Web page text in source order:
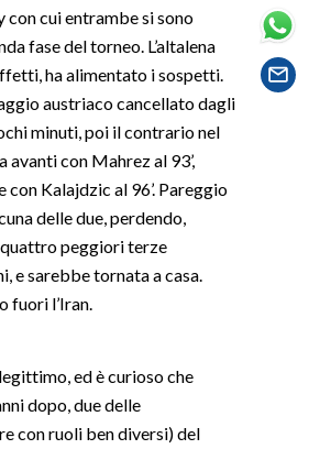
con cui entrambe si sono
fase del torneo. L’altalena
ha alimentato i sospetti.
austriaco cancellato dagli
minuti, poi il contrario nel
avanti con Mahrez al 93’,
con Kalajdzic al 96’. Pareggio
delle due, perdendo,
peggiori terze
e sarebbe tornata a casa.
fuori l’Iran.
ed è curioso che
dopo, due delle
con ruoli ben diversi) del